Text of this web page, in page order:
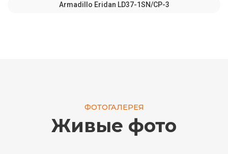
Armadillo Eridan LD37-1SN/CP-3
ФОТОГАЛЕРЕЯ
Живые фото